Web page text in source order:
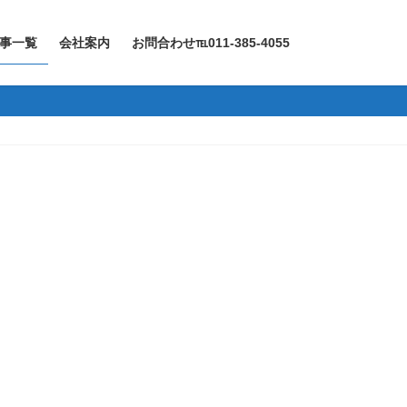
一覧 会社案内 お問合わせ℡011-385-4055